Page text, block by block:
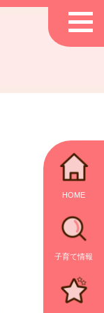
HOME
子育て情報